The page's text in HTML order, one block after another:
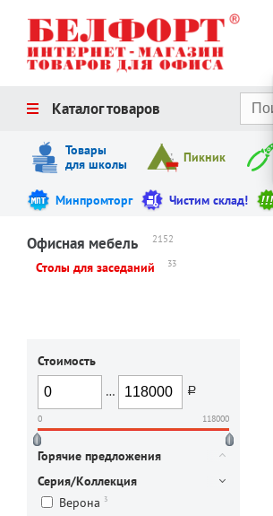
Каталог товаров
Товары
для школы
Пикник
Минпромторг Чистим склад!
Офисная мебель 2152
Столы для заседаний 33
Стоимость
…
руб.
0 118000
Горячие предложения
Серия/Коллекция
Верона 3